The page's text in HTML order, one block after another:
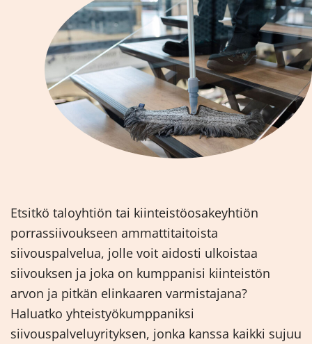
Etsitkö taloyhtiön tai kiinteistöosakeyhtiön
porrassiivoukseen ammattitaitoista
siivouspalvelua, jolle voit aidosti ulkoistaa
siivouksen ja joka on kumppanisi kiinteistön
arvon ja pitkän elinkaaren varmistajana?
Haluatko yhteistyökumppaniksi
siivouspalveluyrityksen, jonka kanssa kaikki sujuu